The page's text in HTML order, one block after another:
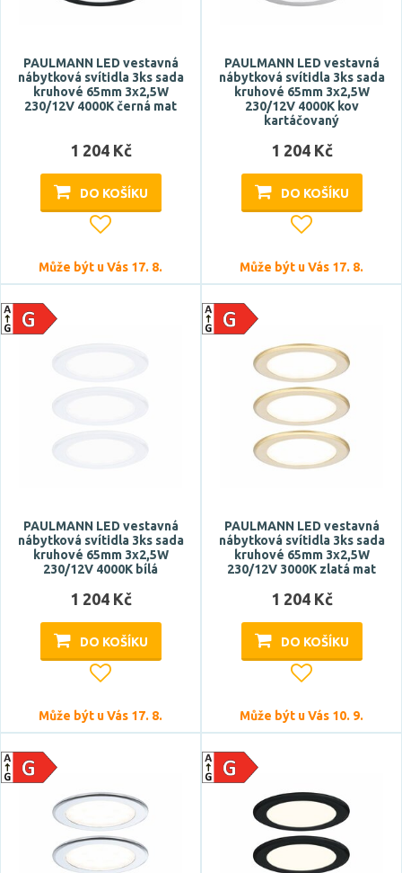
IP20
IP44
IP54
Průměr
Délka
Montážní otvor
25 mm
28 mm
40 mm
PAULMANN LED vestavná
nábytková svítidla 3ks sada
kruhové 65mm 3x2,5W
230/12V 4000K černá mat
1 204 Kč
DO KOŠÍKU
Může být u Vás 17. 8.
PAULMANN LED vestavná
nábytková svítidla 3ks sada
kruhové 65mm 3x2,5W
230/12V 4000K kov
kartáčovaný
1 204 Kč
DO KOŠÍKU
Může být u Vás 17. 8.
PAULMANN LED vestavná
nábytková svítidla 3ks sada
kruhové 65mm 3x2,5W
230/12V 4000K bílá
1 204 Kč
DO KOŠÍKU
Může být u Vás 17. 8.
PAULMANN LED vestavná
nábytková svítidla 3ks sada
kruhové 65mm 3x2,5W
230/12V 3000K zlatá mat
1 204 Kč
DO KOŠÍKU
Může být u Vás 10. 9.